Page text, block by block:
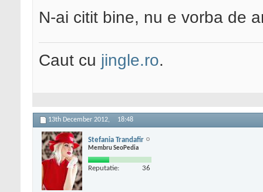
N-ai citit bine, nu e vorba de
Caut cu jingle.ro.
13th December 2012, 18:48
Stefania Trandafir
Membru SeoPedia
Reputatie: 36